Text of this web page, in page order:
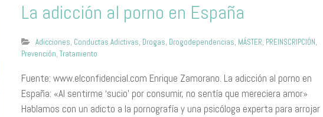
La adicción al porno en España
Adicciones, Conductas Adictivas, Drogas, Drogodependencias, MÁSTER, PREINSCRIPCIÓN,
Prevención,Tratamiento
Fuente: www.elconfidencial.com Enrique Zamorano. La adicción al porno en
España: «Al sentirme ‘sucio’ por consumir, no sentía que mereciera amor»
Hablamos con un adicto a la pornografía y una psicóloga experta para arrojar